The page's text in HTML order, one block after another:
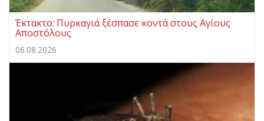
Έκτακτο: Πυρκαγιά ξέσπασε κοντά στους Αγίους
Αποστόλους
06.08.2026